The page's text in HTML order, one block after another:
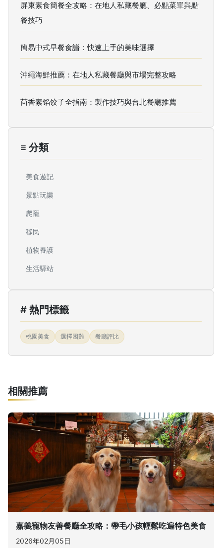
屏東素食簡餐全攻略：在地人私藏餐廳、必點菜單與點
餐技巧
簡易中式早餐食譜：快速上手的美味選擇
沖繩海鮮推薦：在地人私藏餐廳與市場完整攻略
茴香素馅饺子全指南：製作技巧與台北餐廳推薦
≡ 分類
美食遊記
景點玩樂
爬寵
移民
植物養護
生活驛站
# 熱門標籤
桃園美食 選擇困難 餐廳評比
相關推薦
嘉義寵物友善餐廳全攻略：帶毛小孩輕鬆吃遍特色美食
2026年02月05日